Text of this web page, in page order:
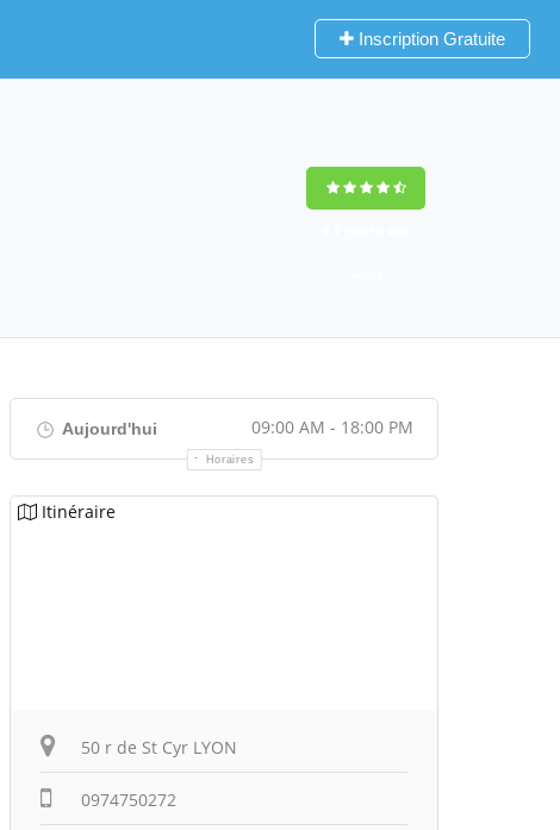
Inscription Gratuite
Aujourd'hui 09:00 AM - 18:00 PM
Horaires
Itinéraire
50 r de St Cyr LYON
0974750272